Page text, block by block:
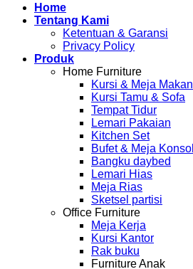
Home
Tentang Kami
Ketentuan & Garansi
Privacy Policy
Produk
Home Furniture
Kursi & Meja Makan
Kursi Tamu & Sofa
Tempat Tidur
Lemari Pakaian
Kitchen Set
Bufet & Meja Konsol
Bangku daybed
Lemari Hias
Meja Rias
Sketsel partisi
Office Furniture
Meja Kerja
Kursi Kantor
Rak buku
Furniture Anak